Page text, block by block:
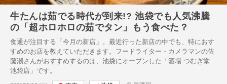
牛たんは茹でる時代が到来!? 池袋でも人気沸騰
の「超ホロホロの茹でタン」もう食べた？
食通が注目する「今月の新店」。最近行った新店の中でも、特におす
すめのお店を教えていただきます。フードライター・カメラマンの佐
藤潮さんがおすすめするのは、池袋にオープンした「酒場 つむぎ堂
池袋店」です。